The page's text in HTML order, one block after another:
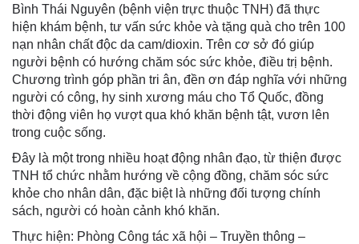
Bình Thái Nguyên (bệnh viện trực thuộc TNH) đã thực
hiện khám bệnh, tư vấn sức khỏe và tặng quà cho trên 100
nạn nhân chất độc da cam/dioxin. Trên cơ sở đó giúp
người bệnh có hướng chăm sóc sức khỏe, điều trị bệnh.
Chương trình góp phần tri ân, đền ơn đáp nghĩa với những
người có công, hy sinh xương máu cho Tổ Quốc, đồng
thời động viên họ vượt qua khó khăn bệnh tật, vươn lên
trong cuộc sống.
Đây là một trong nhiều hoạt động nhân đạo, từ thiện được
TNH tổ chức nhằm hướng về cộng đồng, chăm sóc sức
khỏe cho nhân dân, đặc biệt là những đối tượng chính
sách, người có hoàn cảnh khó khăn.
Thực hiện: Phòng Công tác xã hội – Truyền thông –